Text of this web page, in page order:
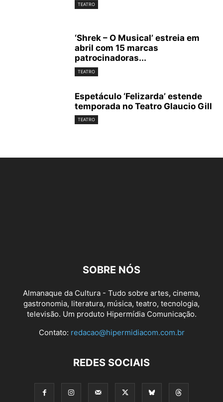
TEATRO
‘Shrek – O Musical’ estreia em
abril com 15 marcas
patrocinadoras...
TEATRO
Espetáculo ‘Felizarda’ estende
temporada no Teatro Glaucio Gill
TEATRO
SOBRE NÓS
Almanaque da Cultura - Tudo sobre artes, cinema,
gastronomia, literatura, música, teatro, tecnologia,
televisão. Um produto Hipermídia Comunicação.
Contato: redacao@hipermidiacom.com.br
REDES SOCIAIS